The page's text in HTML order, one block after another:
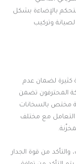
بالإضاءة بشكل
وتركيب
كثيرة لضمان عدم
المحترفون تضمن
مختص بالسخانات
التعامل مع مختلف
والتأكد من قوة الجدار